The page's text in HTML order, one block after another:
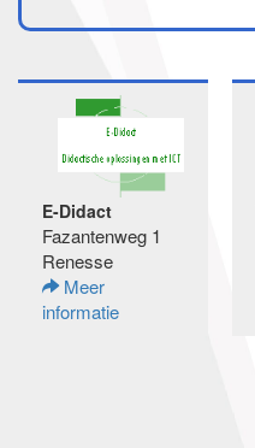
E-Didact
Fazantenweg 1
Renesse
Meer
informatie